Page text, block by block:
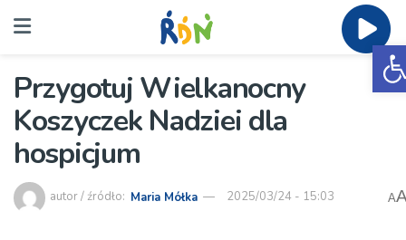
Przygotuj Wielkanocny
Koszyczek Nadziei dla
hospicjum
autor / źródło: Maria Mółka 2025/03/24 - 15:03 A